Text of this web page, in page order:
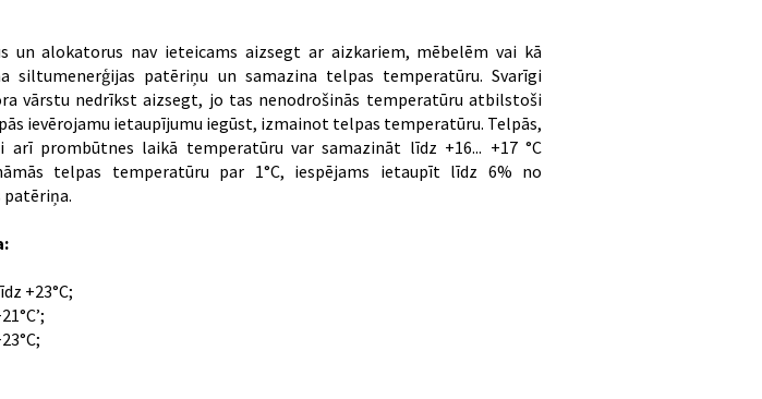
un alokatorus nav ieteicams aizsegt ar aizkariem, mēbelēm vai kā
siltumenerģijas patēriņu un samazina telpas temperatūru. Svarīgi
vārstu nedrīkst aizsegt, jo tas nenodrošinās temperatūru atbilstoši
ievērojamu ietaupījumu iegūst, izmainot telpas temperatūru. Telpās,
arī prombūtnes laikā temperatūru var samazināt līdz +16... +17 °C
telpas temperatūru par 1°C, iespējams ietaupīt līdz 6% no
patēriņa.
+23°C;